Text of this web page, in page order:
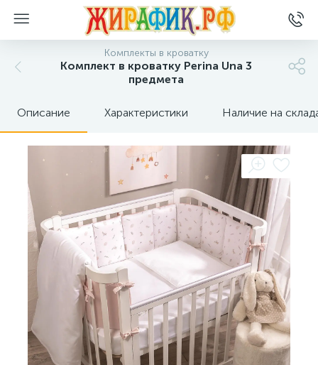
Комплекты в кроватку
Комплект в кроватку Perina Una 3
предмета
Описание Характеристики Наличие на